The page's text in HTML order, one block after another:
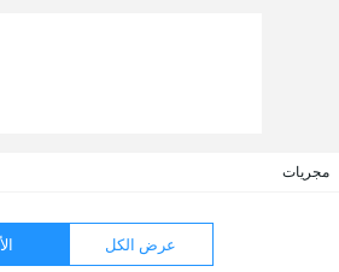
مجريات
عرض الكل